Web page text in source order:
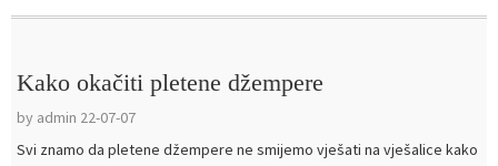
Kako okačiti pletene džempere
by admin 22-07-07
Svi znamo da pletene džempere ne smijemo vješati na vješalice kako